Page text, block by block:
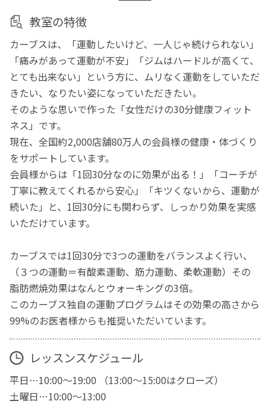
教室の特徴
カーブスは、「運動したいけど、一人じゃ続けられない」
「痛みがあって運動が不安」「ジムはハードルが高くて、
とても出来ない」という方に、ムリなく運動をしていただ
きたい、なりたい姿になっていただきたい。
そのような思いで作った「女性だけの30分健康フィット
ネス」です。
現在、全国約2,000店舗80万人の会員様の健康・体づくり
をサポートしています。
会員様からは「1回30分なのに効果が出る！」「コーチが
丁寧に教えてくれるから安心」「キツくないから、運動が
続いた」と、1回30分にも関わらず、しっかり効果を実感
いただけています。
カーブスでは1回30分で3つの運動をバランスよく行い、
（３つの運動＝有酸素運動、筋力運動、柔軟運動）その
脂肪燃焼効果はなんとウォーキングの3倍。
このカーブス独自の運動プログラムはその効果の高さから
99%のお医者様からも推奨いただいています。
レッスンスケジュール
平日…10:00～19:00 （13:00～15:00はクローズ）
土曜日…10:00～13:00